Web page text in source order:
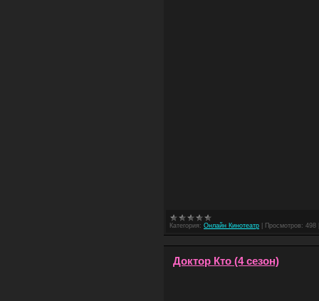
Категория: Онлайн Кинотеатр Просмотров: 498
Доктор Кто (4 сезон)